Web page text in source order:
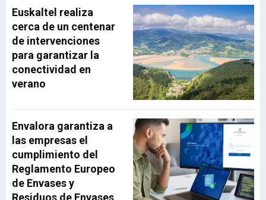
Euskaltel realiza
cerca de un centenar
de intervenciones
para garantizar la
conectividad en
verano
Envalora garantiza a
las empresas el
cumplimiento del
Reglamento Europeo
de Envases y
Residuos de Envases